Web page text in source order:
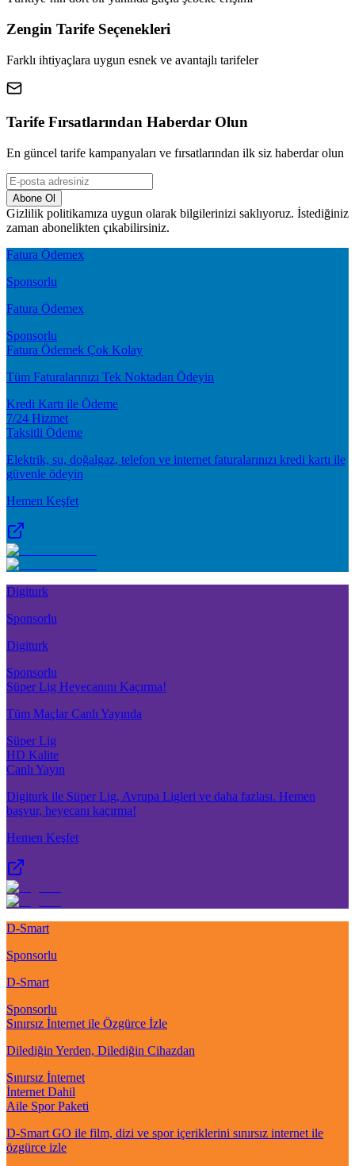
Zengin Tarife Seçenekleri
Farklı ihtiyaçlara uygun esnek ve avantajlı tarifeler
Tarife Fırsatlarından Haberdar Olun
En güncel tarife kampanyaları ve fırsatlarından ilk siz haberdar olun
Abone Ol
Gizlilik politikamıza uygun olarak bilgilerinizi saklıyoruz. İstediğiniz
zaman abonelikten çıkabilirsiniz.
Fatura Ödemex
Sponsorlu
Fatura Ödemex
Sponsorlu
Fatura Ödemek Çok Kolay
Tüm Faturalarınızı Tek Noktadan Ödeyin
Kredi Kartı ile Ödeme
7/24 Hizmet
Taksitli Ödeme
Elektrik, su, doğalgaz, telefon ve internet faturalarınızı kredi kartı ile
güvenle ödeyin
Hemen Keşfet
Digiturk
Sponsorlu
Digiturk
Sponsorlu
Süper Lig Heyecanını Kaçırma!
Tüm Maçlar Canlı Yayında
Süper Lig
HD Kalite
Canlı Yayın
Digiturk ile Süper Lig, Avrupa Ligleri ve daha fazlası. Hemen
başvur, heyecanı kaçırma!
Hemen Keşfet
D-Smart
Sponsorlu
D-Smart
Sponsorlu
Sınırsız İnternet ile Özgürce İzle
Dilediğin Yerden, Dilediğin Cihazdan
Sınırsız İnternet
İnternet Dahil
Aile Spor Paketi
D-Smart GO ile film, dizi ve spor içeriklerini sınırsız internet ile
özgürce izle